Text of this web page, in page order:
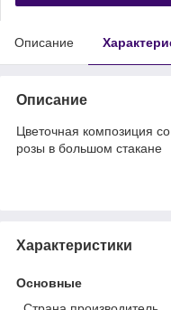
Описание
Описание
Цветочная композиция
розы в большом стакане
Характеристики
Основные